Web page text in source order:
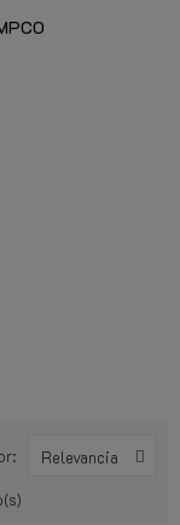
Relevancia